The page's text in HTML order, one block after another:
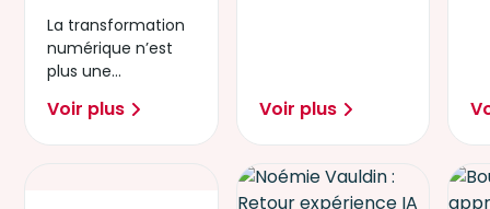
réalité
quotidienne
pour les PME
européennes
La transformation
numérique n’est
plus une
lointaine : elle est
devenue une
Voir plus Voir plus